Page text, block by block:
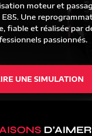
moteur et
Une
fiable et réalisée par
passionnés.
UNE SIMULATION
D’AIMER